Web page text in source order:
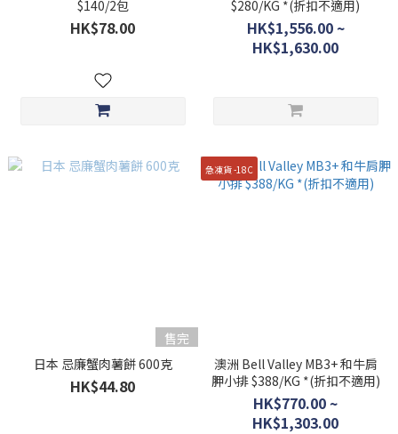
$140/2包
HK$78.00
$280/KG *(折扣不適用)
HK$1,556.00 ~
HK$1,630.00
售完
日本 忌廉蟹肉薯餅 600克
HK$44.80
急凍貨 -18C
澳洲 Bell Valley MB3+ 和牛肩
胛小排 $388/KG *(折扣不適用)
HK$770.00 ~
HK$1,303.00